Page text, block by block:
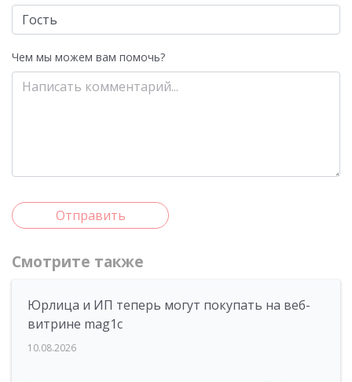
Чем мы можем вам помочь?
Отправить
Смотрите также
Юрлица и ИП теперь могут покупать на веб-
витрине mag1c
10.08.2026